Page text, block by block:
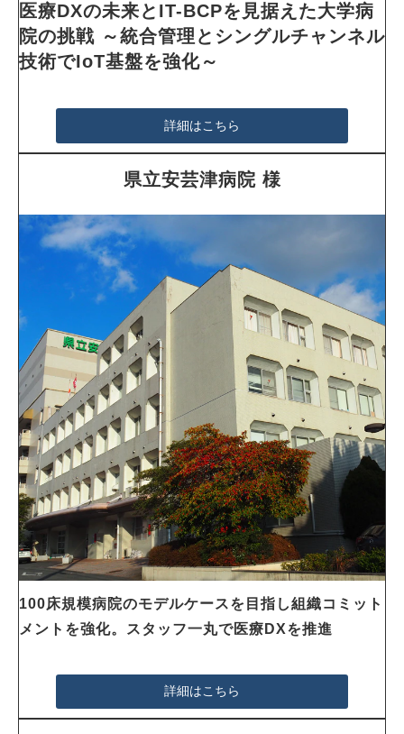
医療DXの未来とIT-BCPを見据えた大学病
院の挑戦 ～統合管理とシングルチャンネル
技術でIoT基盤を強化～
詳細はこちら
県立安芸津病院 様
100床規模病院のモデルケースを目指し組織コミット
メントを強化。スタッフ一丸で医療DXを推進
詳細はこちら